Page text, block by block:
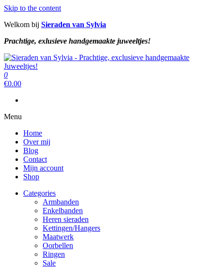
Skip to the content
Welkom bij Sieraden van Sylvia
Prachtige, exlusieve handgemaakte juweeltjes!
Sieraden van Sylvia
Prachtige, exclusieve handgemaakte juweeltjes!
Sieraden van Sylvia
Prachtige, exclusieve handgemaakte juweeltjes!
0
€0.00
Menu
Home
Over mij
Blog
Contact
Mijn account
Shop
Categories
Armbanden
Enkelbanden
Heren sieraden
Kettingen/Hangers
Maatwerk
Oorbellen
Ringen
Sale